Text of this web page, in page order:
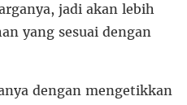
jadi akan lebih
yang sesuai dengan
dengan mengetikkan